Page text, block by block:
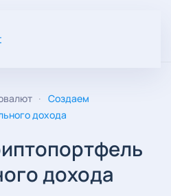
Создаем
дохода
дохода